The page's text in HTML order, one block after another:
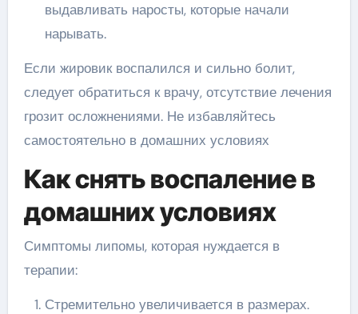
выдавливать наросты, которые начали
нарывать.
Если жировик воспалился и сильно болит,
следует обратиться к врачу, отсутствие лечения
грозит осложнениями. Не избавляйтесь
самостоятельно в домашних условиях
Как снять воспаление в
домашних условиях
Симптомы липомы, которая нуждается в
терапии:
Стремительно увеличивается в размерах.